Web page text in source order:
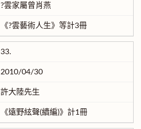
?雲家屬曾肖燕
《?雲藝術人生》等計3冊
33.
2010/04/30
許大陸先生
《遠野絃聲(續編)》計1冊